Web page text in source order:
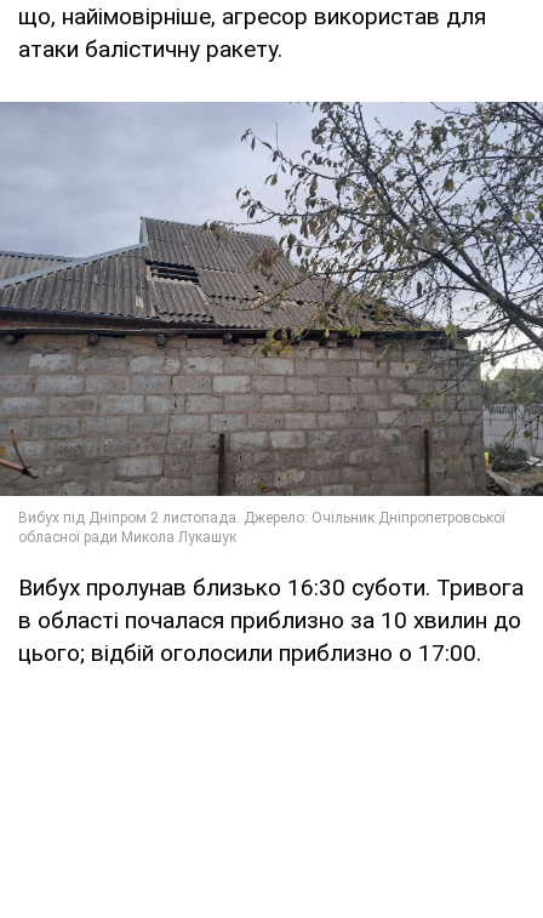
що, найімовірніше, агресор використав для
атаки балістичну ракету.
Вибух пролунав близько 16:30 суботи. Тривога
в області почалася приблизно за 10 хвилин до
цього; відбій оголосили приблизно о 17:00.